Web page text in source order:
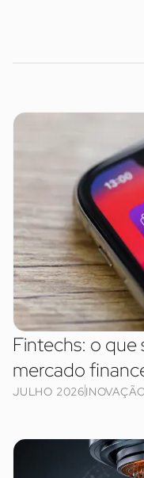
Fintechs: o
mercado
JULHO 2026